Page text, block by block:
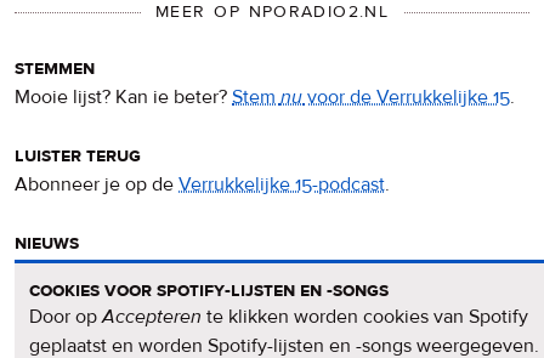
MEER OP NPORADIO2.NL
stemmen
Mooie lijst? Kan ie beter? Stemnuvoor de Verrukkelijke 15.
luister terug
Abonneer je op de Verrukkelijke 15-podcast.
nieuws
nieuwsbrief
cookies voor spotify-lijsten en -songs
Door opAccepteren te klikken worden cookies van Spotify
geplaatst en worden Spotify-lijsten en -songs weergegeven.